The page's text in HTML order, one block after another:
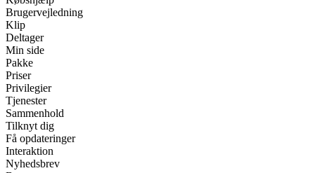
Brugervejledning
Klip
Deltager
Min side
Pakke
Priser
Privilegier
Tjenester
Sammenhold
Tilknyt dig
Få opdateringer
Interaktion
Nyhedsbrev